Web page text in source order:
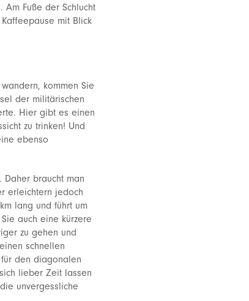
Fuße der Schlucht
mit Blick
kommen Sie
der militärischen
Hier gibt es einen
zu trinken! Und
ebenso
braucht man
erleichtern jedoch
lang und führt um
auch eine kürzere
zu gehen und
schnellen
den diagonalen
lieber Zeit lassen
unvergessliche